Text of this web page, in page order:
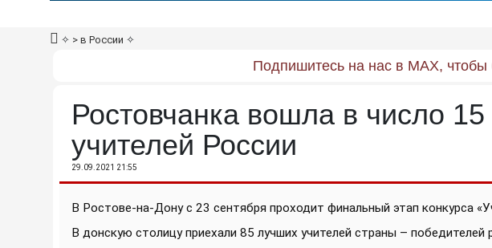
✧ > в России ✧
Подпишитесь на нас в MAX,
Ростовчанка вошла в число
учителей России
29.09.2021 21:55
В Ростове-на-Дону с 23 сентября проходит финальный этап конкурса
В донскую столицу приехали 85 лучших учителей страны – победителей